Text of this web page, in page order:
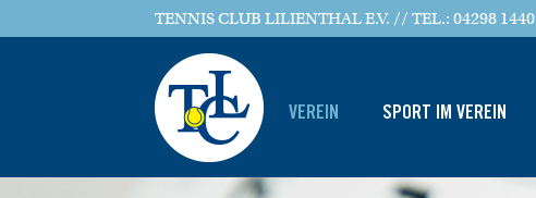
TENNIS CLUB LILIENTHAL E.V. // TEL.: 04298 1440
VEREIN SPORT IM VEREIN